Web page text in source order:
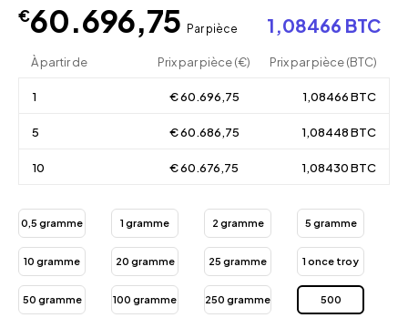
€60.696,75 Par pièce 1,08466 BTC
À partir de Prix par pièce (€) Prix par pièce (BTC)
1 € 60.696,75 1,08466 BTC
5 € 60.686,75 1,08448 BTC
10 € 60.676,75 1,08430 BTC
0,5 gramme 1 gramme 2 gramme 5 gramme
10 gramme 20 gramme 25 gramme 1 once troy
50 gramme 100 gramme 250 gramme 500